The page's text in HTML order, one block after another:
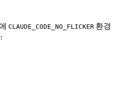
CLAUDE_CODE_NO_FLICKER 환경